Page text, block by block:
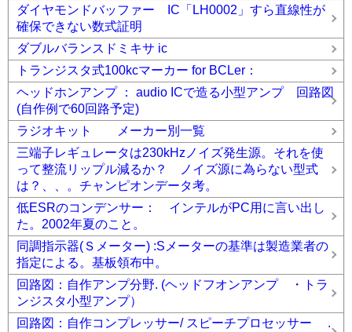
ダイヤモンドバッファー IC「LH0002」すら直線性が
確保できない数式証明
ダブルバランスドミキサ ic
トランジスタ式100kcマーカー for BCLer：
ヘッドホンアンプ ： audio ICで造る小型アンプ 回路図
(自作例で60回路予定)
ラジオキット メーカー別一覧
三端子レギュレータは230kHzノイズ発生源。それを使
って整流リップル減るか？ ノイズ源に為らない型式
は？、、。チャンピオンデータ考。
低ESRのコンデンサー： インテルがPC用に言い出し
た。2002年夏のこと。
同調指示器(Ｓメーター) :Sメーターの基準は製造業者の
指定による。基板領布中。
回路図：自作アンプ分野. (ヘッドフオンアンプ ・トラ
ンジスタ小型アンプ）
回路図：自作コンプレッサー/ スピーチプロセッサー .